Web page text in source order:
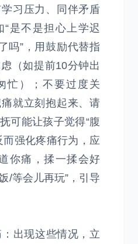
习压力、同伴矛盾
是不是担心上学迟
吗”，用鼓励代替指
（如提前10分钟出
忙）；不要过度关
就立刻抱起来、请
可能让孩子觉得“腹
而强化疼痛行为，应
你痛，揉一揉会好
/等会儿再玩”，引导
出现这些情况，立